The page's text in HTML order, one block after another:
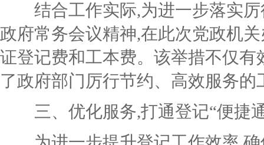
结合工作实际,为进一步落实厉
政府常务会议精神,在此次党政机
证登记费和工本费。该举措不仅
了政府部门厉行节约、高效服务
三、优化服务,打通登记“便捷